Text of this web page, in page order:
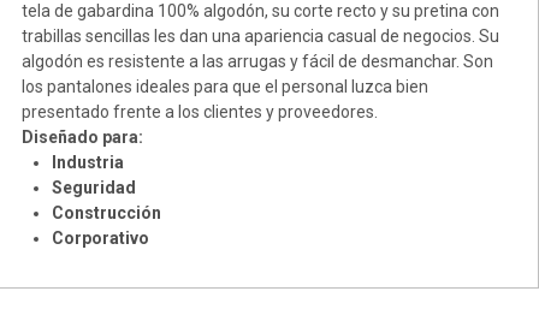
tela de gabardina 100% algodón, su corte recto y su pretina con
trabillas sencillas les dan una apariencia casual de negocios. Su
algodón es resistente a las arrugas y fácil de desmanchar. Son
los pantalones ideales para que el personal luzca bien
presentado frente a los clientes y proveedores.
Diseñado para:
Industria
Seguridad
Construcción
Corporativo